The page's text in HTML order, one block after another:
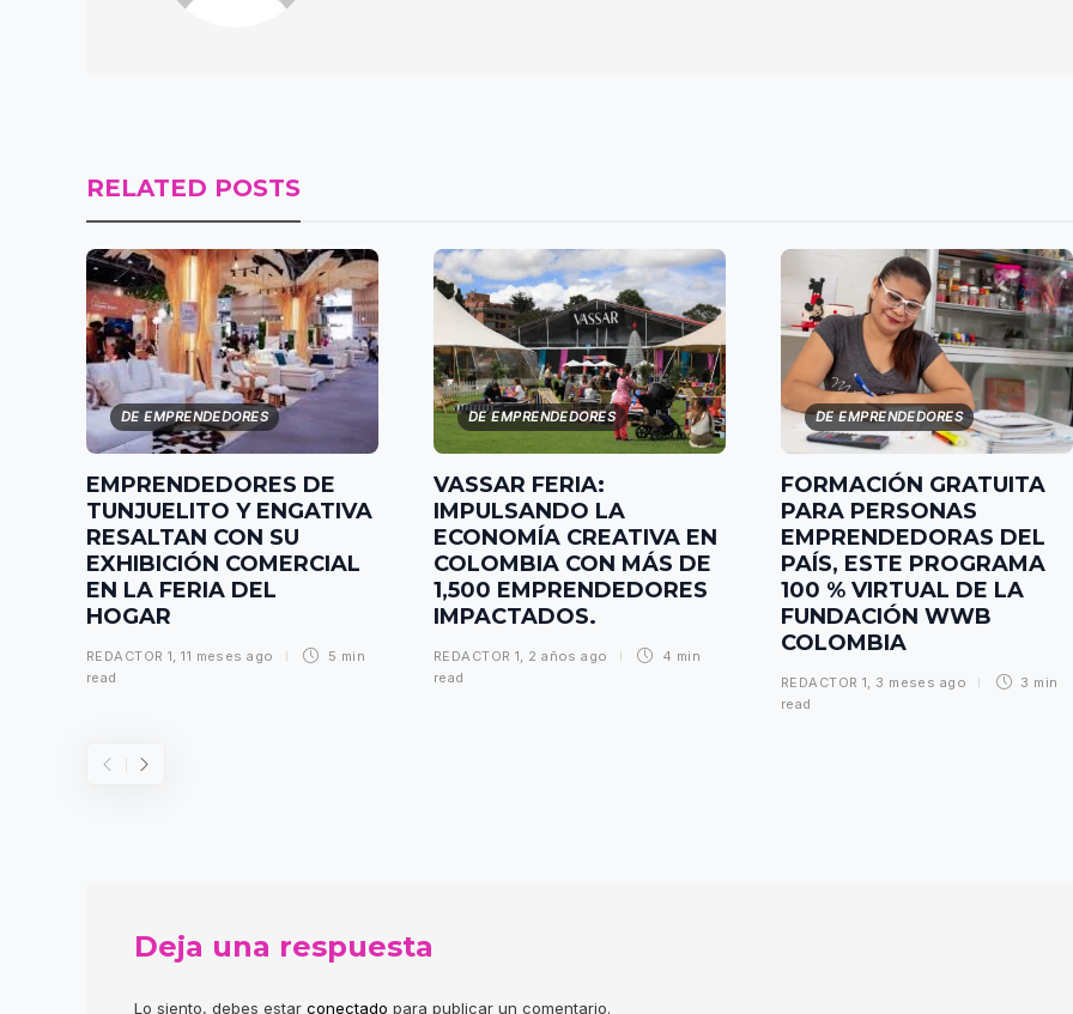
RELATED POSTS
DE EMPRENDEDORES
EMPRENDEDORES DE
TUNJUELITO Y ENGATIVA
RESALTAN CON SU
EXHIBICIÓN COMERCIAL
EN LA FERIA DEL
HOGAR
REDACTOR 1,11 meses ago
5 min
read
DE EMPRENDEDORES
VASSAR FERIA:
IMPULSANDO LA
ECONOMÍA CREATIVA EN
COLOMBIA CON MÁS DE
1,500 EMPRENDEDORES
IMPACTADOS.
REDACTOR 1, 2 años ago
4 min
read
DE EMPRENDEDORES
FORMACIÓN GRATUITA
PARA PERSONAS
EMPRENDEDORAS DEL
PAÍS, ESTE PROGRAMA
100 % VIRTUAL DE LA
FUNDACIÓN WWB
COLOMBIA
REDACTOR 1, 3 meses ago
3 min
read
Deja una respuesta
Lo siento, debes estar conectado para publicar un comentario.